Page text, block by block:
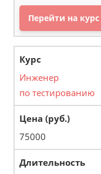
Перейти на курс
Инженер
по тестированию
75000